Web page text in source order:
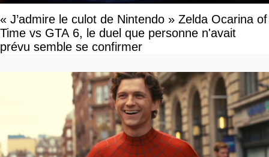
« J’admire le culot de Nintendo » Zelda Ocarina of
Time vs GTA 6, le duel que personne n'avait
prévu semble se confirmer